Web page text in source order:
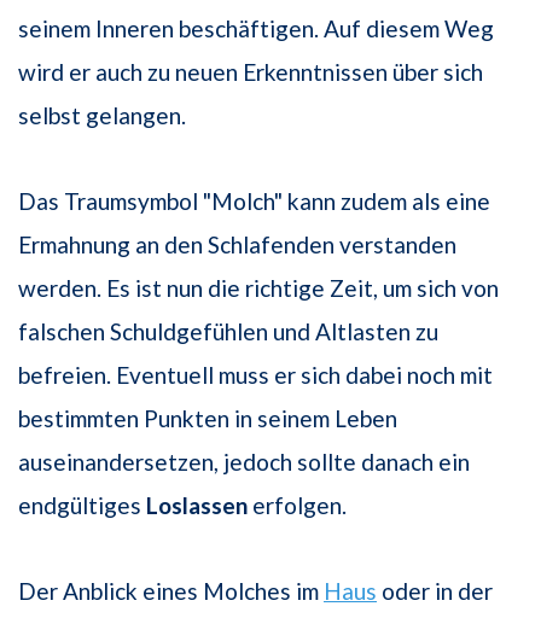
seinem Inneren beschäftigen. Auf diesem Weg
wird er auch zu neuen Erkenntnissen über sich
selbst gelangen.
Das Traumsymbol "Molch" kann zudem als eine
Ermahnung an den Schlafenden verstanden
werden. Es ist nun die richtige Zeit, um sich von
falschen Schuldgefühlen und Altlasten zu
befreien. Eventuell muss er sich dabei noch mit
bestimmten Punkten in seinem Leben
auseinandersetzen, jedoch sollte danach ein
endgültiges Loslassen erfolgen.
Der Anblick eines Molches im Haus oder in der